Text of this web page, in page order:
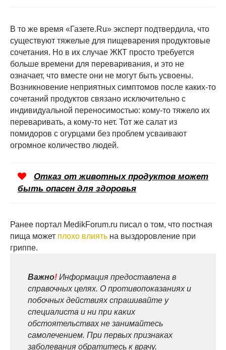
В то же время «Газете.Ru» эксперт подтвердила, что
существуют тяжелые для пищеварения продуктовые
сочетания. Но в их случае ЖКТ просто требуется
больше времени для переваривания, и это не
означает, что вместе они не могут быть усвоены.
Возникновение неприятных симптомов после каких-то
сочетаний продуктов связано исключительно с
индивидуальной переносимостью: кому-то тяжело их
переваривать, а кому-то нет. Тот же салат из
помидоров с огурцами без проблем усваивают
огромное количество людей.
Отказ от животных продуктов может
быть опасен для здоровья
Ранее портал MedikForum.ru писал о том, что постная
пища может плохо влиять на выздоровление при
гриппе.
Важно! Информация предоставлена в
справочных целях. О противопоказаниях и
побочных действиях спрашивайте у
специалиста и ни при каких
обстоятельствах не занимайтесь
самолечением. При первых признаках
заболевания обратитесь к врачу.